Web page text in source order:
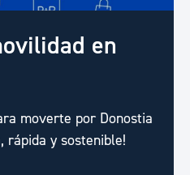
en
moverte por Donostia
rápida y sostenible!